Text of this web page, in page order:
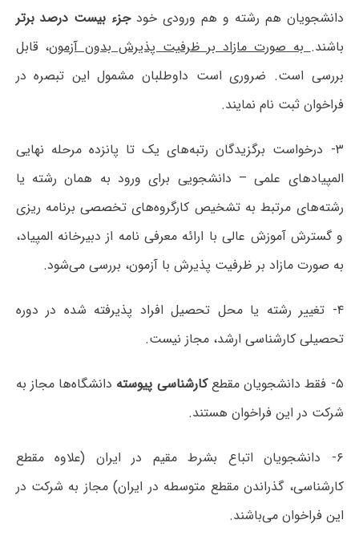
دانشجویان هم رشته و هم ورودی خودجزء بیست درصد برتر
باشند.به صورت مازاد بر ظرفیت پذیرش بدون آزمون، قابل
بررسی است. ضروری است داوطلبان مشمول این تبصره در
فراخوان ثبت نام نمایند.
۳- درخواست برگزیدگان رتبه‌های یک تا پانزده مرحله نهایی
المپیادهای علمی – دانشجویی برای ورود به همان رشته یا
رشته‌های مرتبط به تشخیص کارگروه‌های تخصصی برنامه ریزی
و گسترش آموزش عالی با ارائه معرفی نامه از دبیرخانه المپیاد،
به صورت مازاد بر ظرفیت پذیرش با آزمون، بررسی می‌شود.
۴- تغییر رشته یا محل تحصیل افراد پذیرفته شده در دوره
تحصیلی کارشناسی ارشد، مجاز نیست.
۵- فقط دانشجویان مقطع کارشناسی پیوسته دانشگاه‌ها مجاز به
شرکت در این فراخوان هستند.
۶- دانشجویان اتباع بشرط مقیم در ایران (علاوه مقطع
کارشناسی، گذراندن مقطع متوسطه در ایران) مجاز به شرکت در
این فراخوان می‌باشند.